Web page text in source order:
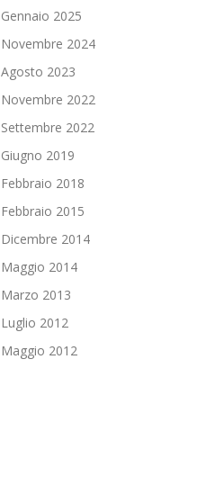
Gennaio 2025
Novembre 2024
Agosto 2023
Novembre 2022
Settembre 2022
Giugno 2019
Febbraio 2018
Febbraio 2015
Dicembre 2014
Maggio 2014
Marzo 2013
Luglio 2012
Maggio 2012